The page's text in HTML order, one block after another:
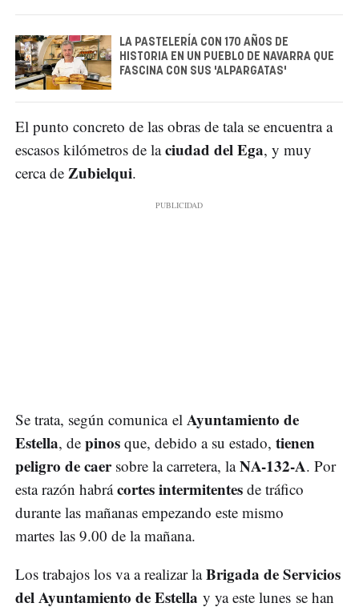
LA PASTELERÍA CON 170 AÑOS DE
HISTORIA EN UN PUEBLO DE NAVARRA QUE
FASCINA CON SUS 'ALPARGATAS'
El punto concreto de las obras de tala se encuentra a
escasos kilómetros de laciudad del Ega, y muy
cerca de Zubielqui.
Se trata, según comunica el Ayuntamiento de
Estella, de pinos que, debido a su estado, tienen
peligro de caersobre la carretera, laNA-132-A. Por
esta razón habrácortes intermitentes de tráfico
durante las mañanas empezando este mismo
martes las 9.00 de la mañana.
Los trabajos los va a realizar laBrigada de Servicios
del Ayuntamiento de Estella y ya este lunes se han